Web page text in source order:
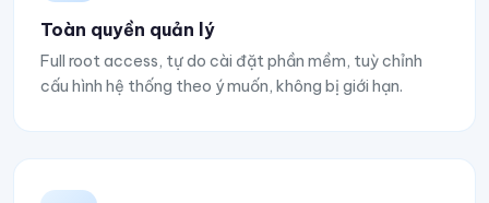
Toàn quyền quản lý
Full root access, tự do cài đặt phần mềm, tuỳ chỉnh
cấu hình hệ thống theo ý muốn, không bị giới hạn.